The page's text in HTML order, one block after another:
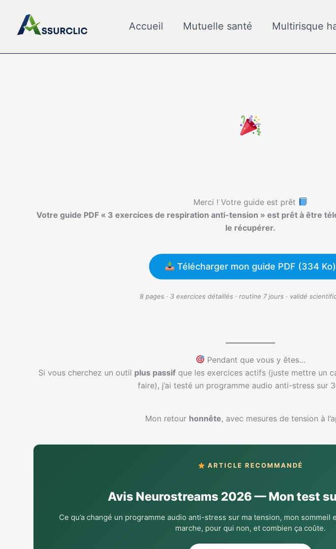
contenu
Accueil Mutuelle santé Multirisque
Merci ! Votre guide est prêt
Votre guide PDF « 3 exercices de respiration anti-tension » est prêt à être
le récupérer.
Télécharger mon guide PDF (334 Ko)
8 pages · 3 exercices détaillés · routine 7 jours · validé
Pendant que vous y êtes…
Si vous cherchez un outil plus passif que les exercices actifs (juste mettre un
faire), j’ai testé un programme audio anti-stress sur
Mon retour honnête, avec mesures de tension à
ARTICLE RECOMMANDÉ
Avis Neurostreams 2026 — Mon test
Ce qu’a changé un programme audio anti-stress sur ma tension, mon sommeil
marche, pour qui non, et combien ça coûte.